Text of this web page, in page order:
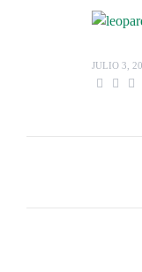
JULIO 3,